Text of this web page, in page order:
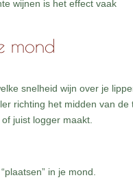
wijnen is het effect vaak
mond
snelheid wijn over je
richting het midden van de
juist logger maakt.
in je mond.